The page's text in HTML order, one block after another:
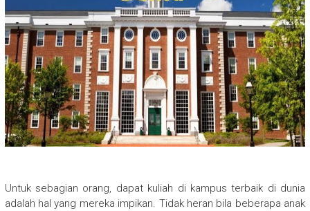
Untuk sebagian orang, dapat kuliah di kampus terbaik di dunia
adalah hal yang mereka impikan. Tidak heran bila beberapa anak